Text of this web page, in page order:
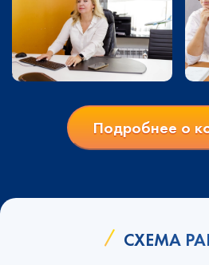
Подробнее о
СХЕМА